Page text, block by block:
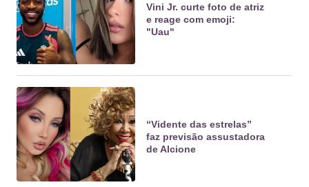
Vini Jr. curte foto de atriz
e reage com emoji:
"Uau"
“Vidente das estrelas”
faz previsão assustadora
de Alcione